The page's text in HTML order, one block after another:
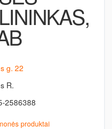
g. 22
R.
2586388
produktai